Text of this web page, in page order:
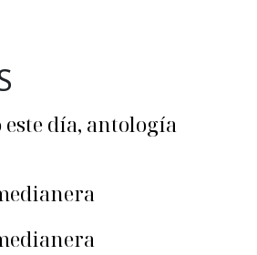
este día, antología